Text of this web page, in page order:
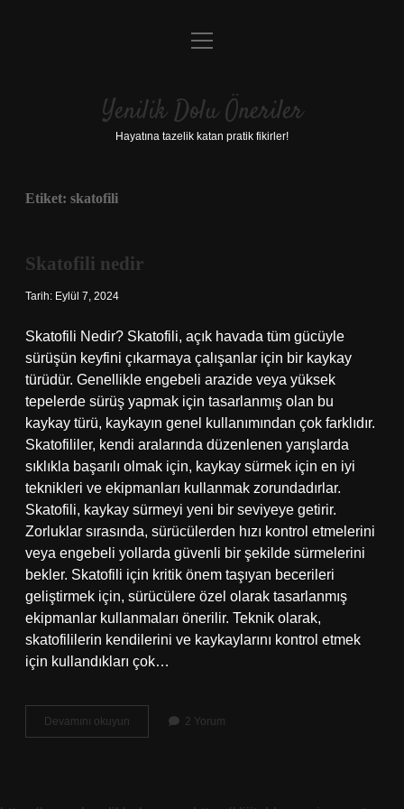
Anasayfa
Yasal Uyarı
menüyü
Yenilik Dolu Öneriler
Hayatına tazelik katan pratik fikirler!
Etiket: skatofili
Skatofili nedir
Tarih: Eylül 7, 2024
Skatofili Nedir? Skatofili, açık havada tüm gücüyle
sürüşün keyfini çıkarmaya çalışanlar için bir kaykay
türüdür. Genellikle engebeli arazide veya yüksek
tepelerde sürüş yapmak için tasarlanmış olan bu
kaykay türü, kaykayın genel kullanımından çok farklıdır.
Skatofililer, kendi aralarında düzenlenen yarışlarda
sıklıkla başarılı olmak için, kaykay sürmek için en iyi
teknikleri ve ekipmanları kullanmak zorundadırlar.
Skatofili, kaykay sürmeyi yeni bir seviyeye getirir.
Zorluklar sırasında, sürücülerden hızı kontrol etmelerini
veya engebeli yollarda güvenli bir şekilde sürmelerini
bekler. Skatofili için kritik önem taşıyan becerileri
geliştirmek için, sürücülere özel olarak tasarlanmış
ekipmanlar kullanmaları önerilir. Teknik olarak,
skatofililerin kendilerini ve kaykaylarını kontrol etmek
için kullandıkları çok…
Devamını okuyun
nedir
2 Yorum